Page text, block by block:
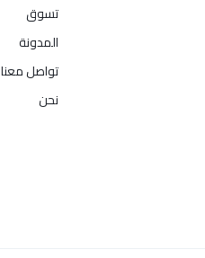
تسوق
المدونة
تواصل معنا
نحن